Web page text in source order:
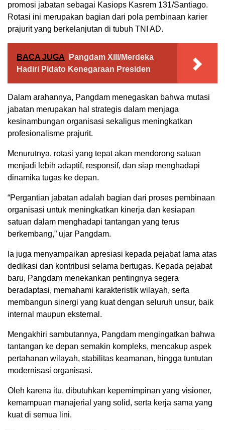
promosi jabatan sebagai Kasiops Kasrem 131/Santiago.
Rotasi ini merupakan bagian dari pola pembinaan karier
prajurit yang berkelanjutan di tubuh TNI AD.
BACA JUGA
Pangdam XIII/Merdeka
Hadiri Pidato Kenegaraan Presiden
Dalam arahannya, Pangdam menegaskan bahwa mutasi
jabatan merupakan hal strategis dalam menjaga
kesinambungan organisasi sekaligus meningkatkan
profesionalisme prajurit.
Menurutnya, rotasi yang tepat akan mendorong satuan
menjadi lebih adaptif, responsif, dan siap menghadapi
dinamika tugas ke depan.
“Pergantian jabatan adalah bagian dari proses pembinaan
organisasi untuk meningkatkan kinerja dan kesiapan
satuan dalam menghadapi tantangan yang terus
berkembang,” ujar Pangdam.
Ia juga menyampaikan apresiasi kepada pejabat lama atas
dedikasi dan kontribusi selama bertugas. Kepada pejabat
baru, Pangdam menekankan pentingnya segera
beradaptasi, memahami karakteristik wilayah, serta
membangun sinergi yang kuat dengan seluruh unsur, baik
internal maupun eksternal.
Mengakhiri sambutannya, Pangdam mengingatkan bahwa
tantangan ke depan semakin kompleks, mencakup aspek
pertahanan wilayah, stabilitas keamanan, hingga tuntutan
modernisasi organisasi.
Oleh karena itu, dibutuhkan kepemimpinan yang visioner,
kemampuan manajerial yang solid, serta kerja sama yang
kuat di semua lini.